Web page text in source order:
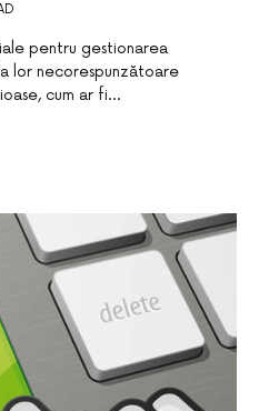
pentru gestionarea
lor necorespunzătoare
cum ar fi…